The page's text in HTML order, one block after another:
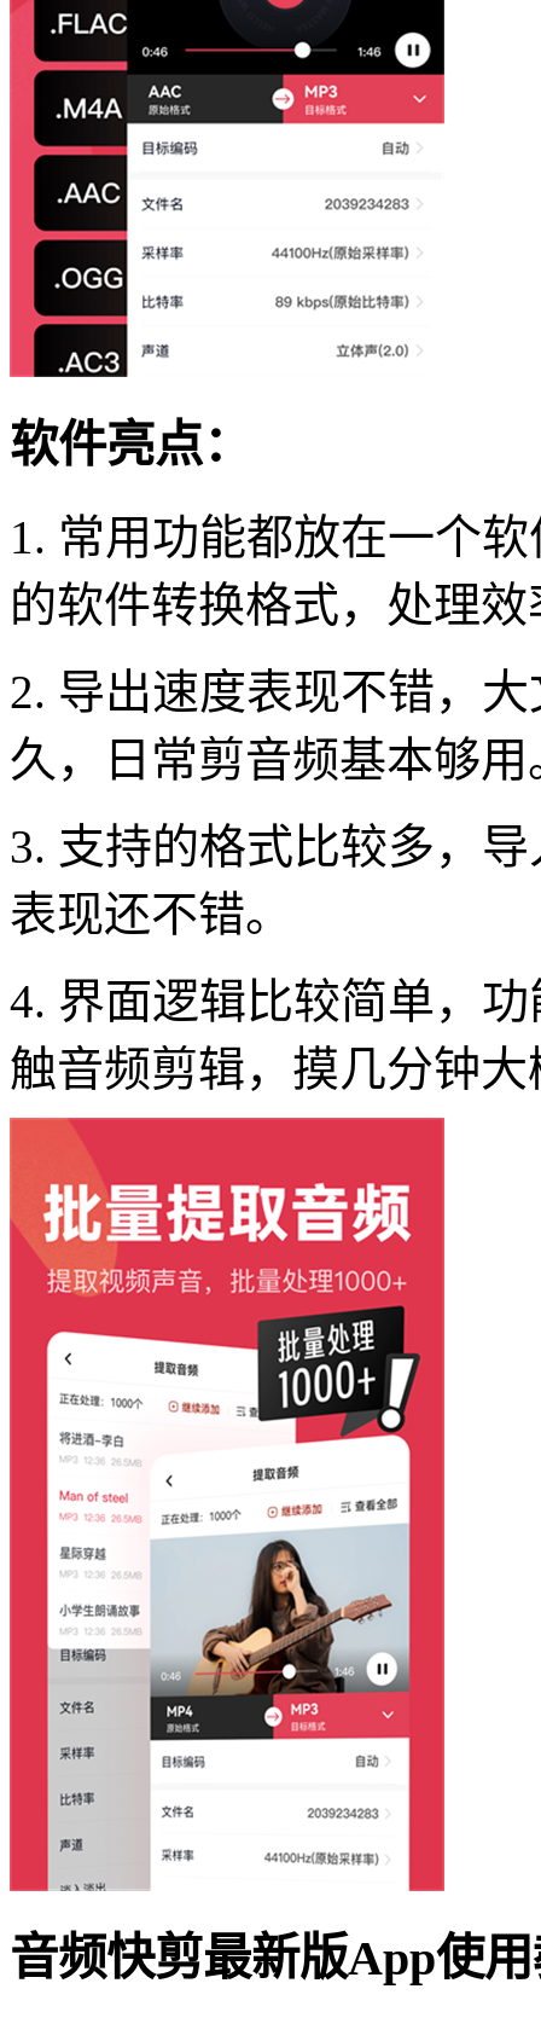
软件亮点：
1. 常用功能都放在一个
的软件转换格式，处理
2. 导出速度表现不错，
久，日常剪音频基本够用
3. 支持的格式比较多，
表现还不错。
4. 界面逻辑比较简单，
触音频剪辑，摸几分钟
音频快剪最新版App使